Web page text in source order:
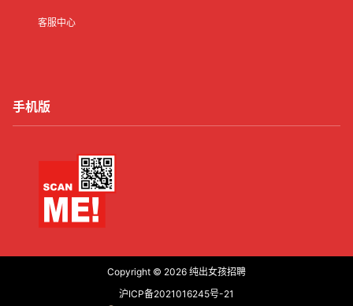
客服中心
手机版
Copyright © 2026 纯出女孩招聘
沪ICP备2021016245号-21